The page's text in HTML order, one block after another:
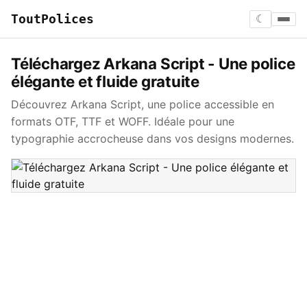
ToutPolices ☾
Téléchargez Arkana Script - Une police
élégante et fluide gratuite
Découvrez Arkana Script, une police accessible en
formats OTF, TTF et WOFF. Idéale pour une
typographie accrocheuse dans vos designs modernes.